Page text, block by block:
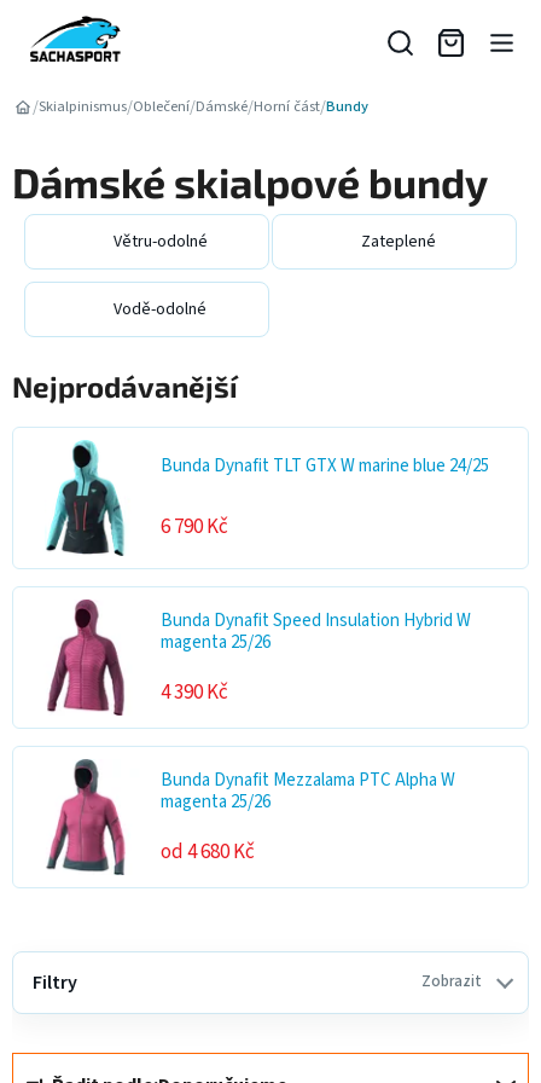
obsah
/Skialpinismus/Oblečení/Dámské/Horní část/Bundy
Dámské skialpové bundy
Větru-odolné Zateplené
Vodě-odolné
Nejprodávanější
Bunda Dynafit TLT GTX W marine blue 24/25
6 790 Kč
Bunda Dynafit Speed Insulation Hybrid W
magenta 25/26
4 390 Kč
Bunda Dynafit Mezzalama PTC Alpha W
magenta 25/26
od 4 680 Kč
Filtry Zobrazit
V
p